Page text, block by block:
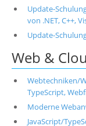
Update-
von .NET, C++,
Update-
Web &
Webtechniken/
TypeScript,
Moderne
JavaScript/